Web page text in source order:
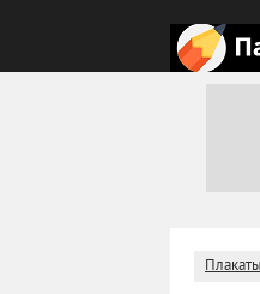
Плакаты